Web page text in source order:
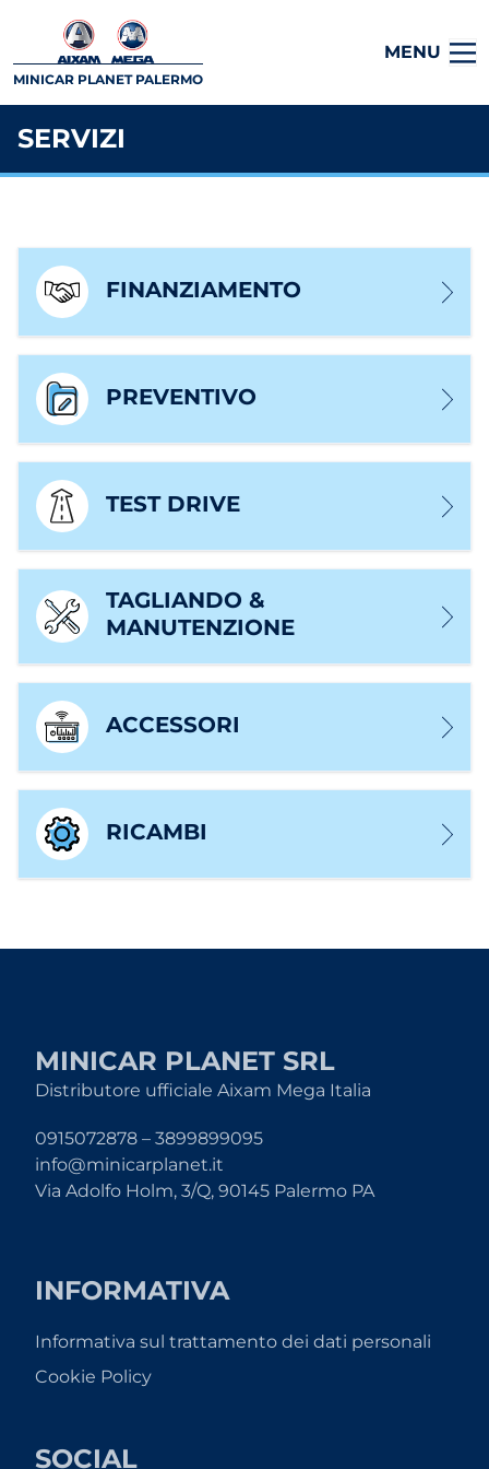
MINICAR PLANET PALERMO
MENU
SERVIZI
FINANZIAMENTO
PREVENTIVO
TEST DRIVE
TAGLIANDO &
MANUTENZIONE
ACCESSORI
RICAMBI
MINICAR PLANET SRL
Distributore ufficiale Aixam Mega Italia
0915072878 – 3899899095
info@minicarplanet.it
Via Adolfo Holm, 3/Q, 90145 Palermo PA
INFORMATIVA
Informativa sul trattamento dei dati personali
Cookie Policy
SOCIAL